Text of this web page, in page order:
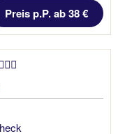
Preis p.P. ab 38 €